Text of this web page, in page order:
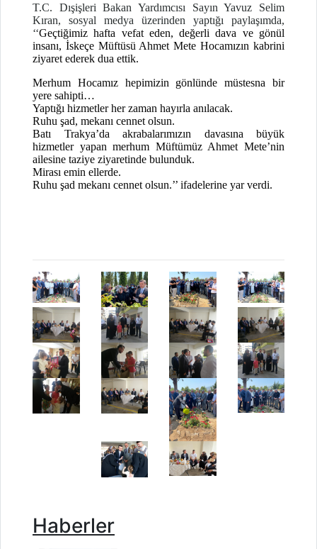
T.C. Dışişleri Bakan Yardımcısı Sayın Yavuz Selim
Kıran, sosyal medya üzerinden yaptığı paylaşımda,
‘‘Geçtiğimiz hafta vefat eden, değerli dava ve gönül
insanı, İskeçe Müftüsü Ahmet Mete Hocamızın kabrini
ziyaret ederek dua ettik.
Merhum Hocamız hepimizin gönlünde müstesna bir
yere sahipti…
Yaptığı hizmetler her zaman hayırla anılacak.
Ruhu şad, mekanı cennet olsun.
Batı Trakya’da akrabalarımızın davasına büyük
hizmetler yapan merhum Müftümüz Ahmet Mete’nin
ailesine taziye ziyaretinde bulunduk.
Mirası emin ellerde.
Ruhu şad mekanı cennet olsun.’’ ifadelerine yar verdi.
Haberler